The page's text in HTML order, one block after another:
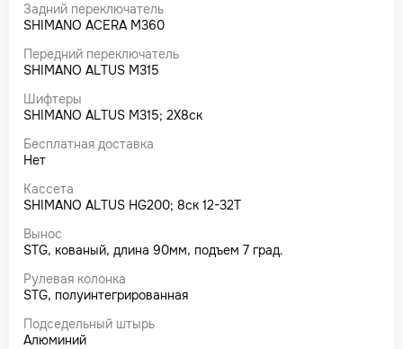
Задний переключатель
SHIMANO ACERA M360
Передний переключатель
SHIMANO ALTUS M315
Шифтеры
SHIMANO ALTUS M315; 2X8ск
Бесплатная доставка
Нет
Кассета
SHIMANO ALTUS HG200; 8ск 12-32T
Вынос
STG, кованый, длина 90мм, подъем 7 град.
Рулевая колонка
STG, полуинтегрированная
Подседельный штырь
Алюминий